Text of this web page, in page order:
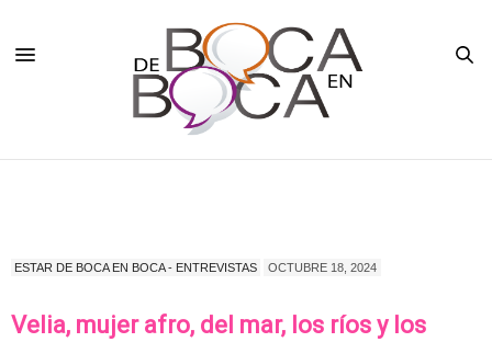
ESTAR DE BOCA EN BOCA - ENTREVISTAS OCTUBRE 18, 2024
Velia, mujer afro, del mar, los ríos y los